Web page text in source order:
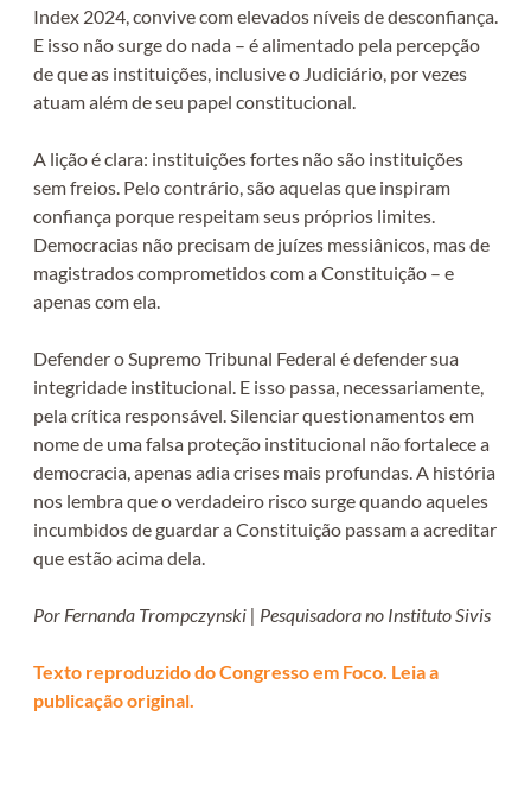
Index 2024, convive com elevados níveis de desconfiança.
E isso não surge do nada – é alimentado pela percepção
de que as instituições, inclusive o Judiciário, por vezes
atuam além de seu papel constitucional.
A lição é clara: instituições fortes não são instituições
sem freios. Pelo contrário, são aquelas que inspiram
confiança porque respeitam seus próprios limites.
Democracias não precisam de juízes messiânicos, mas de
magistrados comprometidos com a Constituição – e
apenas com ela.
Defender o Supremo Tribunal Federal é defender sua
integridade institucional. E isso passa, necessariamente,
pela crítica responsável. Silenciar questionamentos em
nome de uma falsa proteção institucional não fortalece a
democracia, apenas adia crises mais profundas. A história
nos lembra que o verdadeiro risco surge quando aqueles
incumbidos de guardar a Constituição passam a acreditar
que estão acima dela.
Por Fernanda Trompczynski | Pesquisadora no Instituto Sivis
Texto reproduzido do Congresso em Foco. Leia a
publicação original.